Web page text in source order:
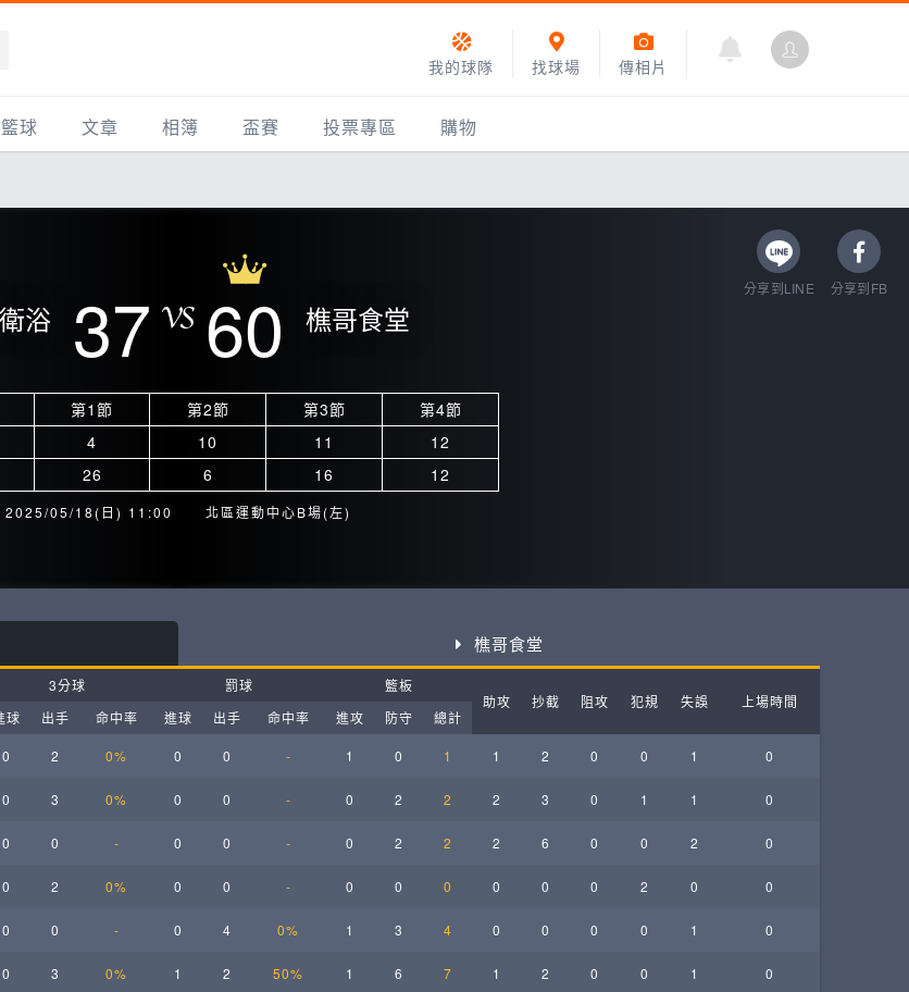
傳相片
找球場
我的球隊
球 文章
知識分享
主打專題
相簿 盃賽
SCBL 三重康克斯籃球聯盟
SHUBL世新籃球聯盟
SBC輔大超級盃
三重女子籃球聯盟
TBSL高中乙組小聯盟
淡水豆花聯盟
EMPOWER引爆運動訓練
月見山Max League
ELITE週日籃球聯盟-中壢場
投票專區 購物
分享到LINE 分享到FB
浴 37 60 樵哥食堂
第1節 第2節 第3節
第4節
4 10 11
12
26 6 16 12
2025/05/18(日) 11:00 北區運動中心B場(左)
樵哥食堂
3分球 罰球
籃板
助攻
抄截 阻攻 犯規 失誤
上場時間
球 出手 命中率 進球 出手 命中率 進攻 防守 總計
0 2 0% 0 0 - 1 0 1 1 2 0 0 1 0
0 3 0% 0 0 - 0 2 2 2 3 0 1 1 0
0 0 - 0 0 - 0 2 2 2 6 0 0 2 0
0 2 0% 0 0 - 0 0 0 0 0 0 2 0 0
0 0 - 0 4 0% 1 3 4 0 0 0 0 1 0
0 3 0% 1 2 50% 1 6 7 1 2 0 0 1 0